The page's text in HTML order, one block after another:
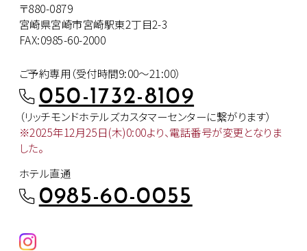
〒880-0879
宮崎県宮崎市宮崎駅東2丁目2-3
FAX:0985-60-2000
ご予約専用（受付時間9:00～21:00）
050-1732-8109
（リッチモンドホテルズカスタマーセンターに繋がります）
※2025年12月25日(木)0:00より、電話番号が変更となりま
した。
ホテル直通
0985-60-0055